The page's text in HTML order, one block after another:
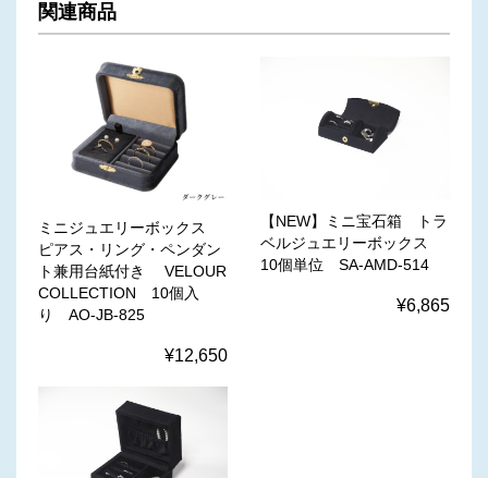
関連商品
ミニジュエリーボックス
ピアス・リング・ペンダン
ト兼用台紙付き VELOUR
COLLECTION 10個入
り AO-JB-825
¥12,650
【NEW】ミニ宝石箱 トラ
ベルジュエリーボックス
10個単位 SA-AMD-514
¥6,865